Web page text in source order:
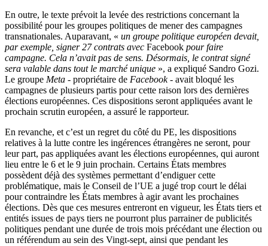
En outre, le texte prévoit la levée des restrictions concernant la
possibilité pour les groupes politiques de mener des campagnes
transnationales. Auparavant, « un groupe politique européen devait,
par exemple, signer 27 contrats avec Facebook pour faire
campagne. Cela n’avait pas de sens. Désormais, le contrat signé
sera valable dans tout le marché unique », a expliqué Sandro Gozi.
Le groupe Meta - propriétaire de Facebook- avait bloqué les
campagnes de plusieurs partis pour cette raison lors des dernières
élections européennes. Ces dispositions seront appliquées avant le
prochain scrutin européen, a assuré le rapporteur.
En revanche, et c’est un regret du côté du PE, les dispositions
relatives à la lutte contre les ingérences étrangères ne seront, pour
leur part, pas appliquées avant les élections européennes, qui auront
lieu entre le 6 et le 9 juin prochain. Certains États membres
possèdent déjà des systèmes permettant d’endiguer cette
problématique, mais le Conseil de l’UE a jugé trop court le délai
pour contraindre les États membres à agir avant les prochaines
élections. Dès que ces mesures entreront en vigueur, les États tiers et
entités issues de pays tiers ne pourront plus parrainer de publicités
politiques pendant une durée de trois mois précédant une élection ou
un référendum au sein des Vingt-sept, ainsi que pendant les